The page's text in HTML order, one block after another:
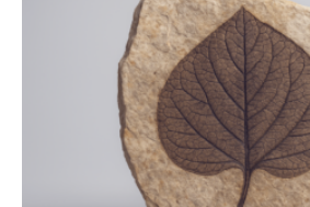
und Dr. Ismaila Francis Yusuf hat
unbekannten
peroxisomalen Proteintransports in
Saccharomyces cerevisiae
Funktionsfähigkeit der Organellen
Studie wurde am 28. Oktober 2025
Fachzeitschrift…